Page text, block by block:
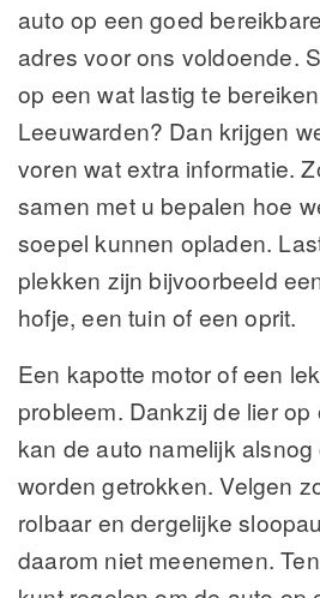
auto op een goed
adres voor ons voldoende.
op een wat lastig te
Leeuwarden? Dan krijgen
voren wat extra informatie.
samen met u bepalen hoe
soepel kunnen opladen.
plekken zijn bijvoorbeeld
hofje, een tuin of een oprit.
Een kapotte motor of een
probleem. Dankzij de lier
kan de auto namelijk
worden getrokken. Velgen
rolbaar en dergelijke
daarom niet meenemen.